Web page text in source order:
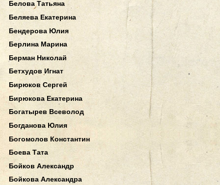
Белова Татьяна
Беляева Екатерина
Бендерова Юлия
Берлина Марина
Берман Николай
Бетхудов Игнат
Бирюков Сергей
Бирюкова Екатерина
Богатырев Всеволод
Богданова Юлия
Богомолов Константин
Боева Тата
Бойков Александр
Бойкова Александра